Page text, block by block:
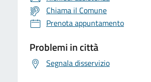
Chiama il Comune
Prenota appuntamento
Problemi in città
Segnala disservizio